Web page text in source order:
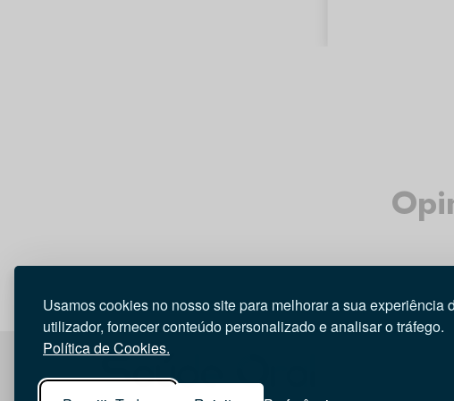
Usamos cookies no nosso site para melhorar a sua experiência
utilizador, fornecer conteúdo personalizado e analisar o tráfego.
Política de Cookies.